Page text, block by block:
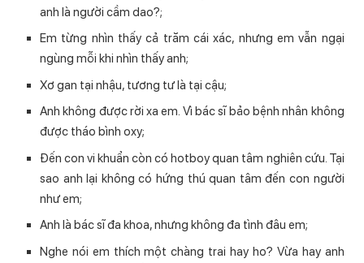
anh là người cầm dao?;
Em từng nhìn thấy cả trăm cái xác, nhưng em vẫn ngại
ngùng mỗi khi nhìn thấy anh;
Xơ gan tại nhậu, tương tư là tại cậu;
Anh không được rời xa em. Vì bác sĩ bảo bệnh nhân không
được tháo bình oxy;
Đến con vi khuẩn còn có hotboy quan tâm nghiên cứu. Tại
sao anh lại không có hứng thú quan tâm đến con người
như em;
Anh là bác sĩ đa khoa, nhưng không đa tình đâu em;
Nghe nói em thích một chàng trai hay ho? Vừa hay anh